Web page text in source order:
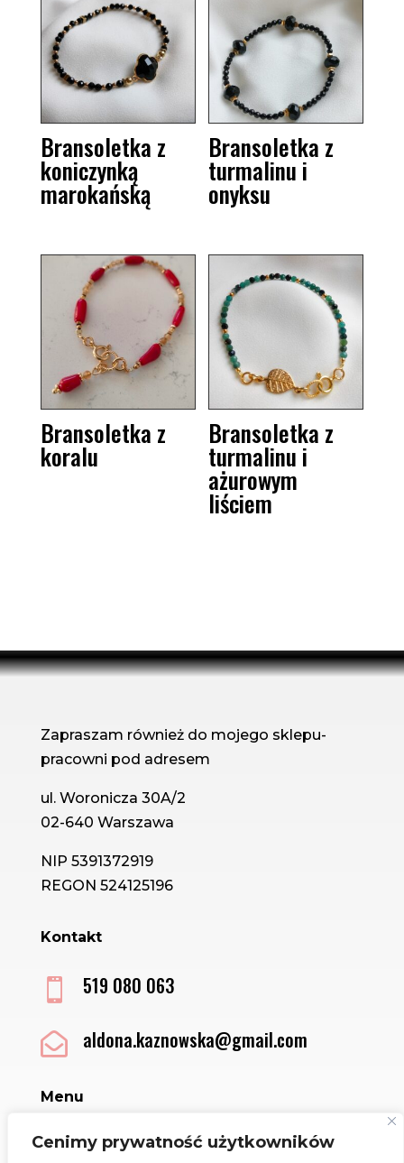
Cenimy prywatność użytkowników
Bransoletka z
koniczynką
marokańską
Bransoletka z
turmalinu i
onyksu
Bransoletka z
koralu
Bransoletka z
turmalinu i
ażurowym
liściem
Zapraszam również do mojego sklepu-
pracowni pod adresem
ul. Woronicza 30A/2
02-640 Warszawa
NIP 5391372919
REGON 524125196
Kontakt
 519 080 063
 aldona.kaznowska@gmail.com
Menu
Sklep